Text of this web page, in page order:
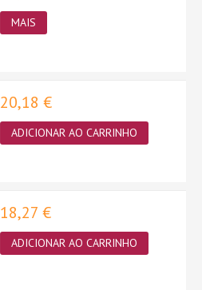
MAIS
20,18 €
ADICIONAR AO CARRINHO
18,27 €
ADICIONAR AO CARRINHO